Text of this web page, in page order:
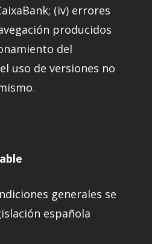
(iv) errores
producidos
del
uso de versiones no
.
generales se
española